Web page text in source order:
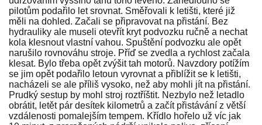
pilotům podařilo let srovnat. Směřovali k letišti, které již
měli na dohled. Začali se připravovat na přistání. Bez
hydrauliky ale museli otevřít kryt podvozku ručně a nechat
kola klesnout vlastní vahou. Spuštění podvozku ale opět
narušilo rovnováhu stroje. Příď se zvedla a rychlost začala
klesat. Bylo třeba opět zvýšit tah motorů. Navzdory potížím
se jim opět podařilo letoun vyrovnat a přiblížit se k letišti,
nacházeli se ale příliš vysoko, než aby mohli jít na přistání.
Prudký sestup by mohl stroj roztříštit. Nezbylo než letadlo
obrátit, letět pár desítek kilometrů a začít přistávání z větší
vzdálenosti pomalejším tempem. Křídlo hořelo už víc jak